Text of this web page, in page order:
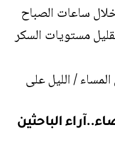
ساعات الصباح
مستويات السكر
/ الليل على
الباحثين